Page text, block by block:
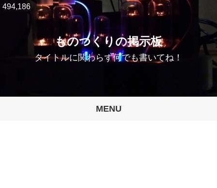
ものつくりの掲示板
タイトルに関わらず何でも書いてね！
MENU
494,186